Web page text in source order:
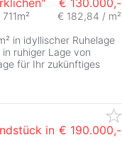
€ 130.000,-
€ 182,84 / m²
in idyllischer Ruhelage
ruhiger Lage von
für Ihr zukünftiges
in € 190.000,-